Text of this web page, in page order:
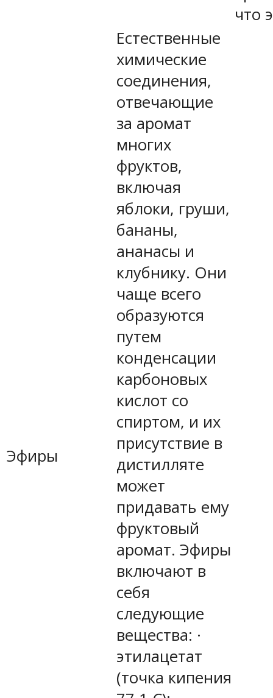
что
Эфиры
Естественные
химические
соединения,
отвечающие
за аромат
многих
фруктов,
включая
яблоки, груши,
бананы,
ананасы и
клубнику. Они
чаще всего
образуются
путем
конденсации
карбоновых
кислот со
спиртом, и их
присутствие в
дистилляте
может
придавать ему
фруктовый
аромат. Эфиры
включают в
себя
следующие
вещества: ·
этилацетат
(точка кипения